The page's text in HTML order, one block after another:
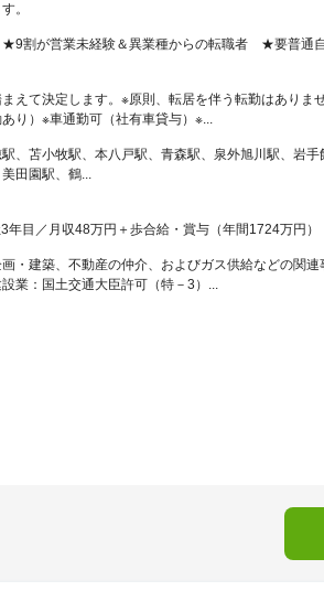
。
★9割が営業未経験＆異業種からの転職者 ★要普通自
えて決定します。※原則、転居を伴う転勤はありま
り）※車通勤可（社有車貸与）※...
、苫小牧駅、本八戸駅、青森駅、泉外旭川駅、岩手
田園駅、鶴...
年目／月収48万円＋歩合給・賞与（年間1724万円）
・建築、不動産の仲介、およびガス供給などの関連
業：国土交通大臣許可（特－3）...